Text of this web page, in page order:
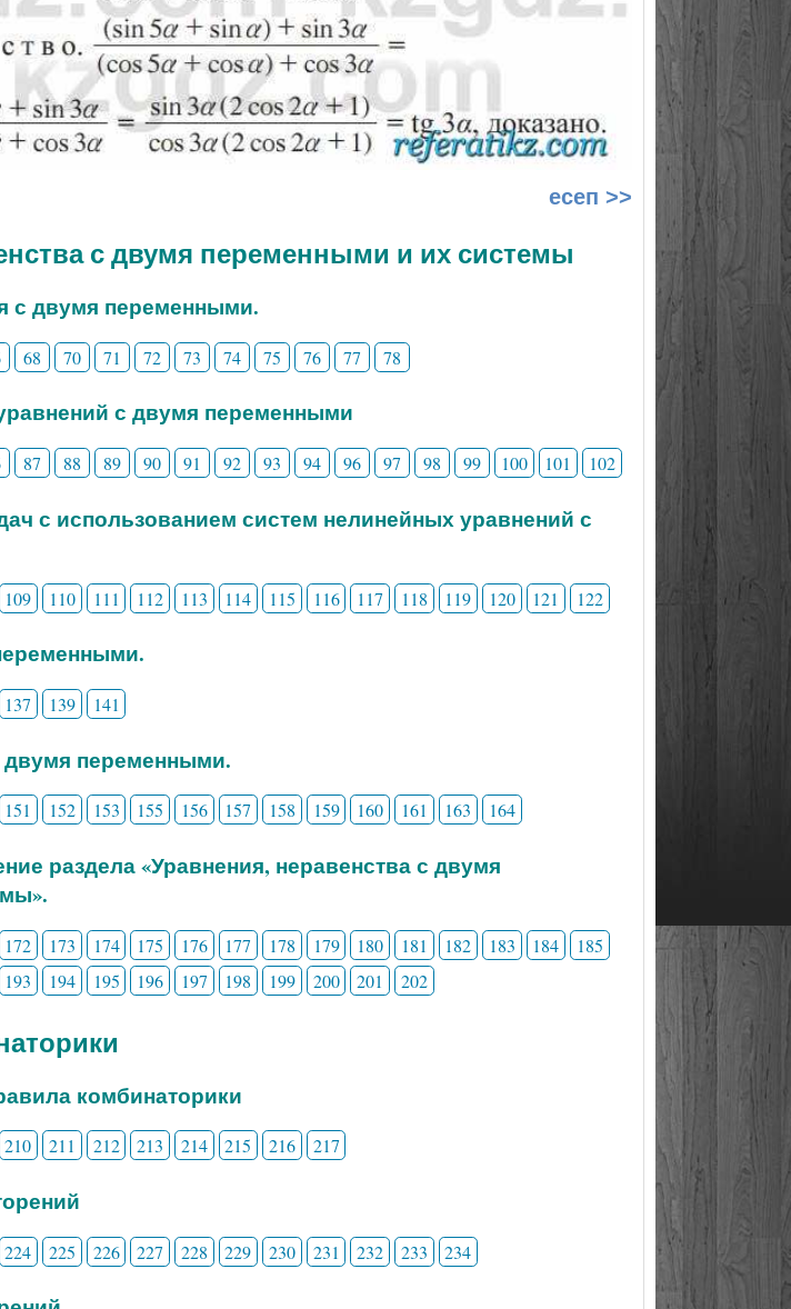
есеп >>
с двумя переменными и их системы
с двумя переменными.
68 70 71 72 73 74 75 76 77 78
с двумя переменными
87 88 89 90 91 92 93 94 96 97 98 99 100 101 102
с использованием систем нелинейных уравнений с
109 110 111 112 113 114 115 116 117 118 119 120 121 122
137 139 141
двумя переменными.
151 152 153 155 156 157 158 159 160 161 163 164
раздела «Уравнения, неравенства с двумя
172 173 174 175 176 177 178 179 180 181 182 183 184
185
193 194 195 196 197 198 199 200 201 202
комбинаторики
210 211 212 213 214 215 216 217
224 225 226 227 228 229 230 231 232 233 234